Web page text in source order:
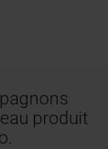
produit